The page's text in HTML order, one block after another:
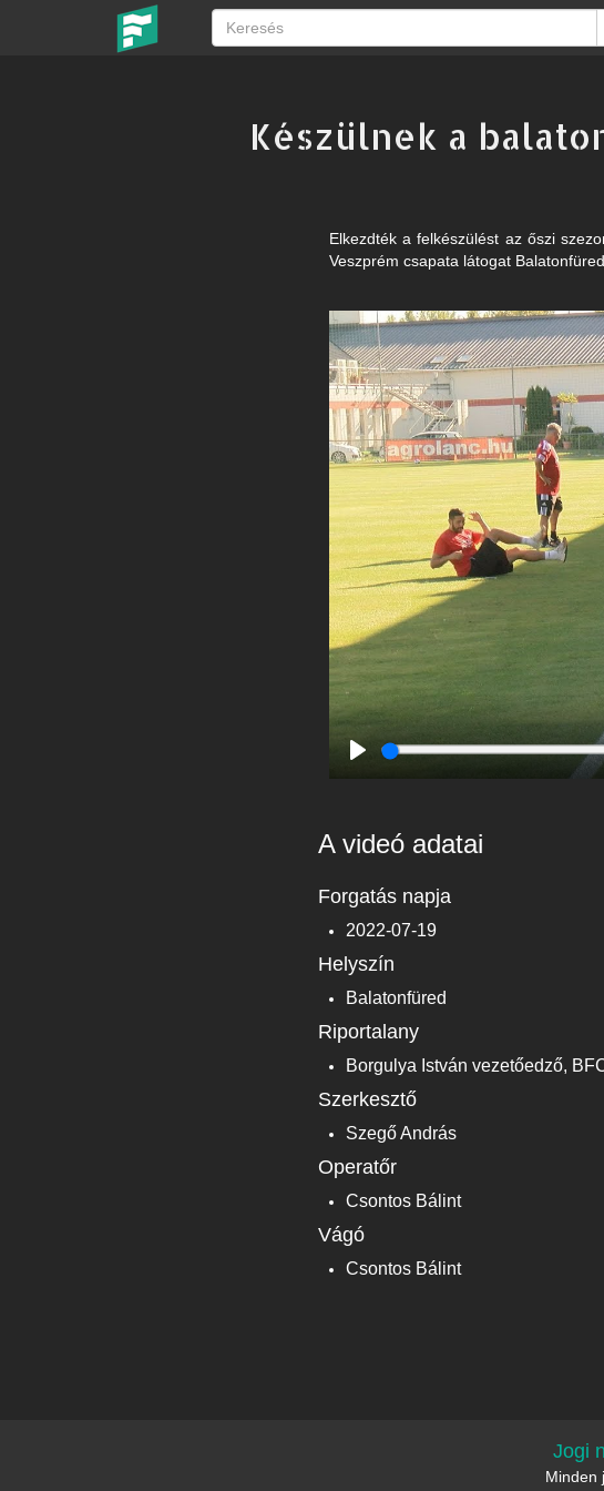
Készülnek a
Elkezdték a felkészülést az őszi
Veszprém csapata látogat
A videó adatai
Forgatás napja
2022-07-19
Helyszín
Balatonfüred
Riportalany
Borgulya István vezetőedző,
Szerkesztő
Szegő András
Operatőr
Csontos Bálint
Vágó
Csontos Bálint
Jogi
Minden